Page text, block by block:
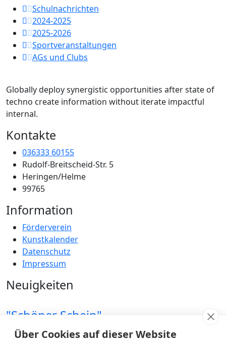
Schulnachrichten
2024-2025
2025-2026
Sportveranstaltungen
AGs und Clubs
Globally deploy synergistic opportunities after state of
techno create information without iterate impactful
internal.
Kontakte
036333 60155
Rudolf-Breitscheid-Str. 5
Heringen/Helme
99765
Information
Förderverein
Kunstkalender
Datenschutz
Impressum
Neuigkeiten
"Schöner Schein"
24 Juni 2026
Über Cookies auf dieser Website